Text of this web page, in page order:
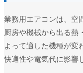
業務用エアコンは、空
厨房や機械から出る熱
よって適した機種が変
快適性や電気代に影響